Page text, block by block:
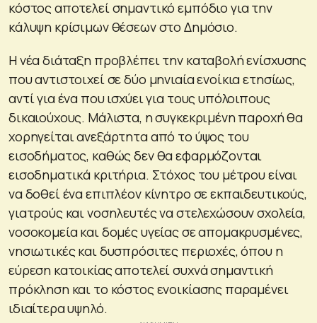
κόστος αποτελεί σημαντικό εμπόδιο για την
κάλυψη κρίσιμων θέσεων στο Δημόσιο.
Η νέα διάταξη προβλέπει την καταβολή ενίσχυσης
που αντιστοιχεί σε δύο μηνιαία ενοίκια ετησίως,
αντί για ένα που ισχύει για τους υπόλοιπους
δικαιούχους. Μάλιστα, η συγκεκριμένη παροχή θα
χορηγείται ανεξάρτητα από το ύψος του
εισοδήματος, καθώς δεν θα εφαρμόζονται
εισοδηματικά κριτήρια. Στόχος του μέτρου είναι
να δοθεί ένα επιπλέον κίνητρο σε εκπαιδευτικούς,
γιατρούς και νοσηλευτές να στελεχώσουν σχολεία,
νοσοκομεία και δομές υγείας σε απομακρυσμένες,
νησιωτικές και δυσπρόσιτες περιοχές, όπου η
εύρεση κατοικίας αποτελεί συχνά σημαντική
πρόκληση και το κόστος ενοικίασης παραμένει
ιδιαίτερα υψηλό.